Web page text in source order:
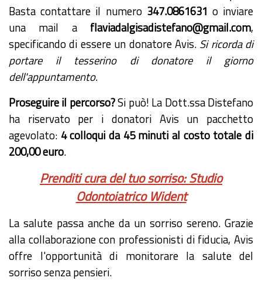
Basta contattare il numero 347.0861631 o inviare
una mail a flaviadalgisadistefano@gmail.com,
specificando di essere un donatore Avis. Si ricorda di
portare il tesserino di donatore il giorno
dell'appuntamento.
Proseguire il percorso?Si può! La Dott.ssa Distefano
ha riservato per i donatori Avis un pacchetto
agevolato: 4 colloqui da 45 minuti al costo totale di
200,00 euro.
Prenditi cura del tuo sorriso: Studio
Odontoiatrico Wident
La salute passa anche da un sorriso sereno. Grazie
alla collaborazione con professionisti di fiducia, Avis
offre l'opportunità di monitorare la salute del
sorriso senza pensieri.